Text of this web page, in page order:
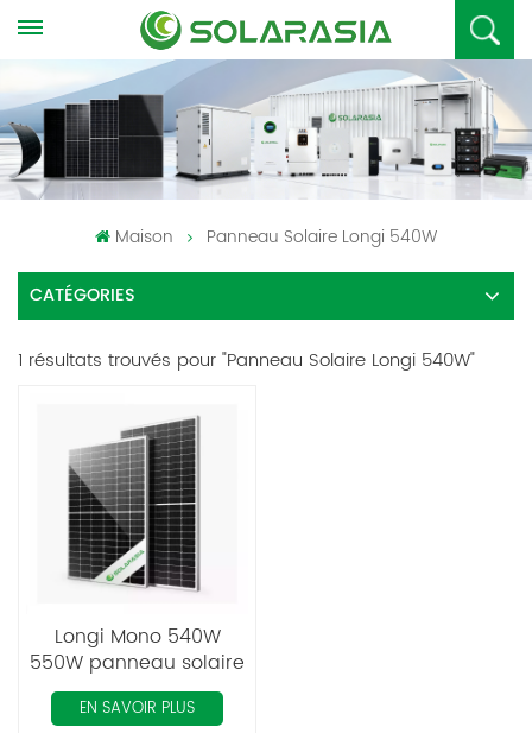
Maison Panneau Solaire Longi 540W
CATÉGORIES
1 résultats trouvés pour "Panneau Solaire Longi 540W"
Longi Mono 540W
550W panneau solaire
module PV double
verre
EN SAVOIR PLUS